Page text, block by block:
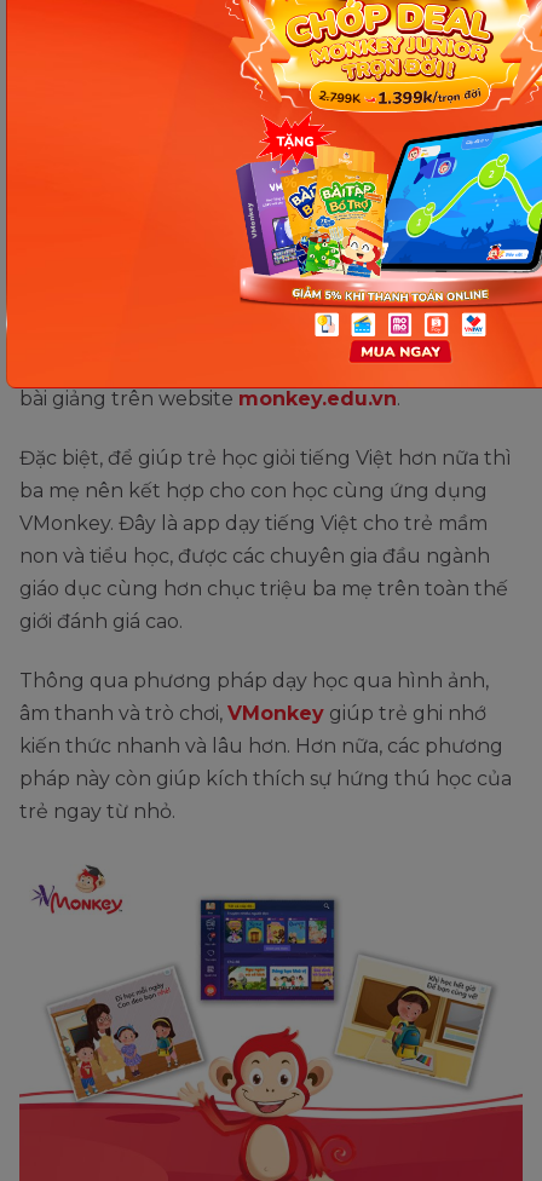
kiểu câu Ai làm gì? Ai thế
nào?
Tập làm văn: Nghe - kể lại
câu chuyện dại gì mà đổi lớp
3 tập 1
Như vậy, bài viết này đã giúp các em hiểu được ý
người con của Tây Nguyên lớp 3và
hoàn thành các bài tập một cách dễ dàng. Hy vọng
các em sẽ học tập ngày càng tốt hơn nhờ vào các
bài giảng trên website monkey.edu.vn.
Đặc biệt, để giúp trẻ học giỏi tiếng Việt hơn nữa thì
ba mẹ nên kết hợp cho con học cùng ứng dụng
VMonkey. Đây là app dạy tiếng Việt cho trẻ mầm
non và tiểu học, được các chuyên gia đầu ngành
giáo dục cùng hơn chục triệu ba mẹ trên toàn thế
giới đánh giá cao.
Thông qua phương pháp dạy học qua hình ảnh,
âm thanh và trò chơi, VMonkey giúp trẻ ghi nhớ
kiến thức nhanh và lâu hơn. Hơn nữa, các phương
pháp này còn giúp kích thích sự hứng thú học của
trẻ ngay từ nhỏ.